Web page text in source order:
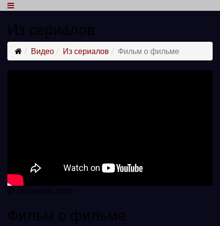
Из сериалов
Видео Из сериалов Фильм о фильме
28 января 2020
Фильм о фильме